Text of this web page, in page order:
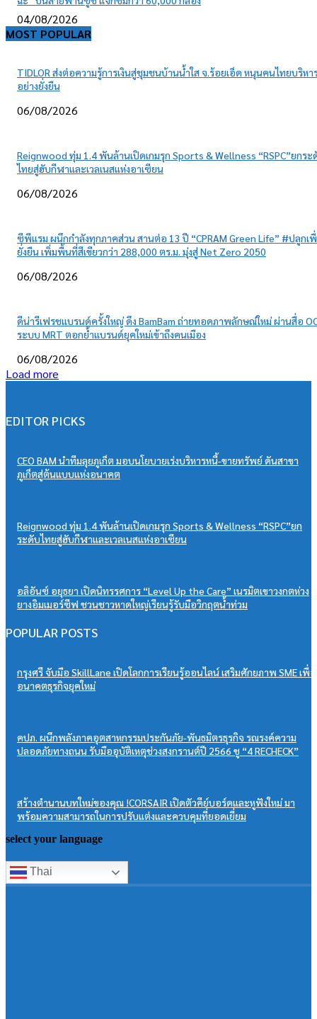
04/08/2026
MOST POPULAR
TIDLOR ส่งต่อความรู้การเงินสู่ชุมชนบ้านน้ำใส จ.ร้อยเอ็ด หนุนคนไทยบริหา
อย่างยั่งยืน
06/08/2026
Reignwood ทุ่ม 1.4 พันล้านเปิดเกมรุก Sports & Wellness “RSPC”ยกระ
ไทยสู่ฮับกีฬาและเวลเนสแห่งอาเซียน
06/08/2026
ซีพีแรม ผนึกกำลังทุกภาคส่วน สานต่อ 13 ปี “CPRAM Green Life” #ปลูกเ
ยั่งยืน เพิ่มพื้นที่สีเขียวกว่า 288,000 ตร.ม. มุ่งสู่ Net Zero 2050
06/08/2026
ดีน่ารีเฟรชแบรนด์ครั้งใหญ่ ดึง BamBam ถ่ายทอดภาพลักษณ์ใหม่ ผ่านสื่อ
ระบบ MRT ตอกย้ำแบรนด์ยุคใหม่เข้าถึงคนเมือง
06/08/2026
Load more
EDITOR PICKS
CEO BAM นำทีมลุยภูเก็ต มอบนโยบายเร่งบริหารหนี้-ขายทรัพย์ ดันสาขา
ภูเก็ตสู่ต้นแบบแห่งอนาคต
Reignwood ทุ่ม 1.4 พันล้านเปิดเกมรุก Sports & Wellness “RSPC”ยก
ระดับไทยสู่ฮับกีฬาและเวลเนสแห่งอาเซียน
อลิอันซ์ อยุธยา เปิดนิทรรศการ “Level Up the Care” เนรมิตเขาวงกตห่วง
ยางอิมเมอร์ซีฟ ชวนชาวหาดใหญ่เรียนรู้รับมือวิกฤตน้ำท่วม
POPULAR POSTS
กรุงศรี จับมือ SkillLane เปิดโลกการเรียนรู้ออนไลน์ เสริมศักยภาพ SME เพื่อ
อนาคตธุรกิจยุคใหม่
คปภ. ผนึกพลังภาคอุตสาหกรรมประกันภัย-พันธมิตรธุรกิจ รณรงค์ความ
ปลอดภัยทางถนน รับมืออุบัติเหตุช่วงสงกรานต์ปี 2566 ชู “4 RECHECK”
สร้างตำนานบทใหม่ของคุณ !CORSAIR เปิดตัวคีย์บอร์ดและหูฟังใหม่ มา
พร้อมความสามารถในการปรับแต่งและควบคุมที่ยอดเยี่ยม
select your language
Thai